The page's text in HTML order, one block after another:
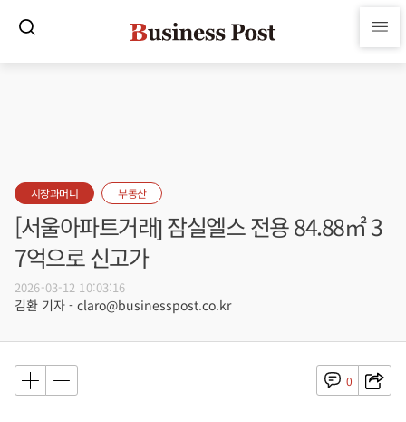
시장과머니 부동산
[서울아파트거래] 잠실엘스 전용 84.88㎡ 3
7억으로 신고가
2026-03-12 10:03:16
김환 기자 - claro@businesspost.co.kr
0